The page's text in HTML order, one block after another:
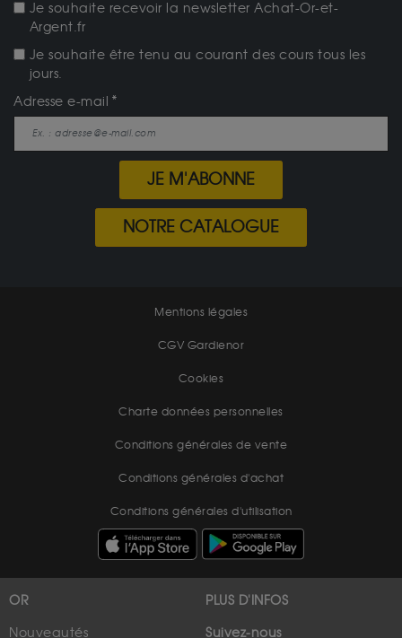
Je souhaite recevoir la newsletter Achat-Or-et-
Argent.fr
Je souhaite être tenu au courant des cours tous les
jours.
Adresse e-mail
JE M'ABONNE
NOTRE CATALOGUE
Mentions légales
CGV Gardienor
Cookies
Charte données personnelles
Conditions générales de vente
Conditions générales d'achat
Conditions générales d'utilisation
OR
Nouveautés
PLUS D'INFOS
Suivez-nous